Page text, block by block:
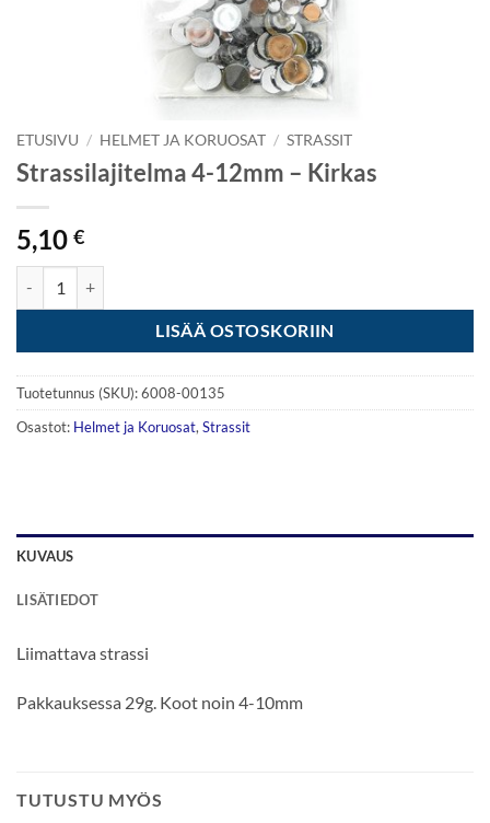
ETUSIVU / HELMET JA KORUOSAT / STRASSIT
Strassilajitelma 4-12mm – Kirkas
5,10 €
LISÄÄ OSTOSKORIIN
Tuotetunnus (SKU):6008-00135
Osastot: Helmet ja Koruosat, Strassit
KUVAUS
LISÄTIEDOT
Liimattava strassi
Pakkauksessa 29g. Koot noin 4-10mm
TUTUSTU MYÖS